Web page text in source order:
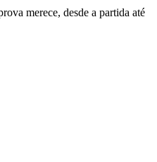
merece, desde a partida até